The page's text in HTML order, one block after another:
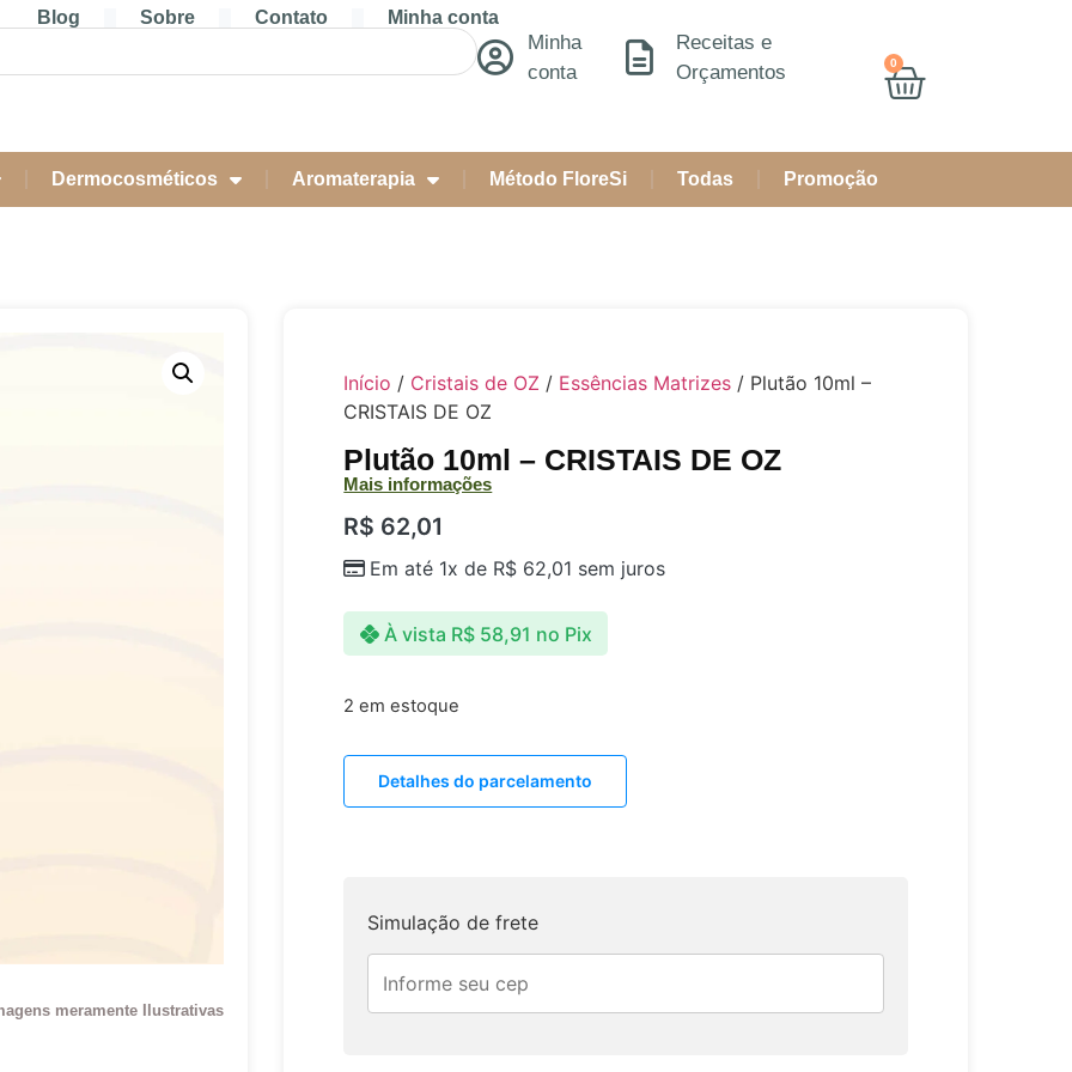
Blog Sobre Contato Minha conta
Minha
conta
Receitas e
Orçamentos
0
Dermocosméticos Aromaterapia Método FloreSi Todas Promoção
meramente Ilustrativas
Início / Cristais de OZ / Essências Matrizes / Plutão 10ml –
CRISTAIS DE OZ
Plutão 10ml – CRISTAIS DE OZ
Mais informações
R$ 62,01
Em até 1x de R$ 62,01 sem juros
À vista R$58,91 no Pix
2 em estoque
Detalhes do parcelamento
Simulação de frete